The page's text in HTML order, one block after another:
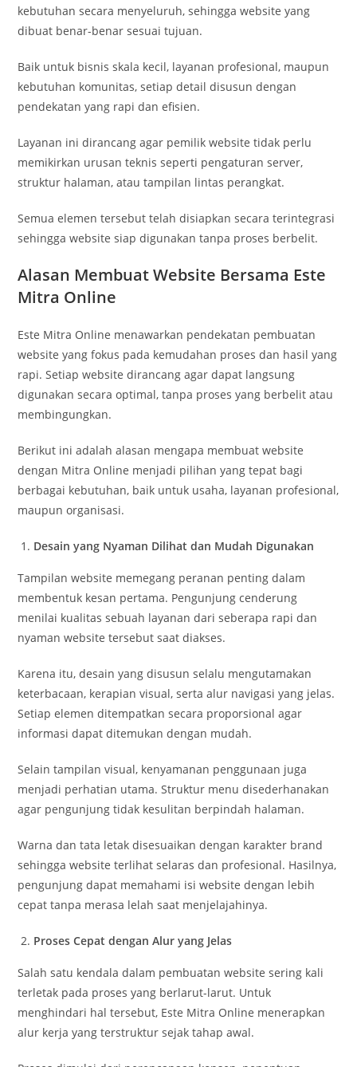
kebutuhan secara menyeluruh, sehingga website yang
dibuat benar-benar sesuai tujuan.
Baik untuk bisnis skala kecil, layanan profesional, maupun
kebutuhan komunitas, setiap detail disusun dengan
pendekatan yang rapi dan efisien.
Layanan ini dirancang agar pemilik website tidak perlu
memikirkan urusan teknis seperti pengaturan server,
struktur halaman, atau tampilan lintas perangkat.
Semua elemen tersebut telah disiapkan secara terintegrasi
sehingga website siap digunakan tanpa proses berbelit.
Alasan Membuat Website Bersama Este
Mitra Online
Este Mitra Online menawarkan pendekatan pembuatan
website yang fokus pada kemudahan proses dan hasil yang
rapi. Setiap website dirancang agar dapat langsung
digunakan secara optimal, tanpa proses yang berbelit atau
membingungkan.
Berikut ini adalah alasan mengapa membuat website
dengan Mitra Online menjadi pilihan yang tepat bagi
berbagai kebutuhan, baik untuk usaha, layanan profesional,
maupun organisasi.
Desain yang Nyaman Dilihat dan Mudah Digunakan
Tampilan website memegang peranan penting dalam
membentuk kesan pertama. Pengunjung cenderung
menilai kualitas sebuah layanan dari seberapa rapi dan
nyaman website tersebut saat diakses.
Karena itu, desain yang disusun selalu mengutamakan
keterbacaan, kerapian visual, serta alur navigasi yang jelas.
Setiap elemen ditempatkan secara proporsional agar
informasi dapat ditemukan dengan mudah.
Selain tampilan visual, kenyamanan penggunaan juga
menjadi perhatian utama. Struktur menu disederhanakan
agar pengunjung tidak kesulitan berpindah halaman.
Warna dan tata letak disesuaikan dengan karakter brand
sehingga website terlihat selaras dan profesional. Hasilnya,
pengunjung dapat memahami isi website dengan lebih
cepat tanpa merasa lelah saat menjelajahinya.
Proses Cepat dengan Alur yang Jelas
Salah satu kendala dalam pembuatan website sering kali
terletak pada proses yang berlarut-larut. Untuk
menghindari hal tersebut, Este Mitra Online menerapkan
alur kerja yang terstruktur sejak tahap awal.